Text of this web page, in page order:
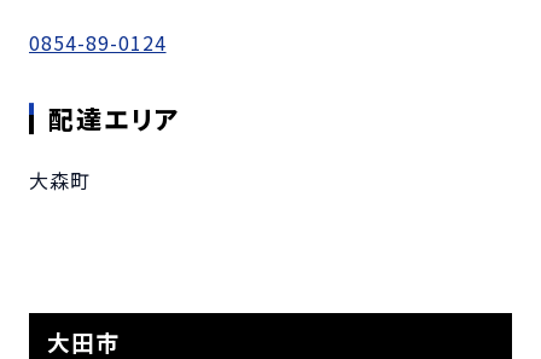
0854-89-0124
配達エリア
大森町
大田市